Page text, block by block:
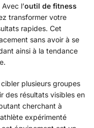
l’outil de fitness
transformer votre
rapides. Cet
sans avoir à se
ainsi à la tendance
plusieurs groupes
des résultats visibles en
cherchant à
expérimenté